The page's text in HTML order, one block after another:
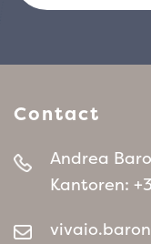
hele jaar door
Contact
Andrea
Kantoren: